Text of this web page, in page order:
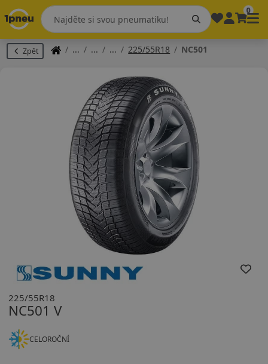
0
Zpět 225/55R18 NC501
NC501 V
225/55R18
CELOROČNÍ